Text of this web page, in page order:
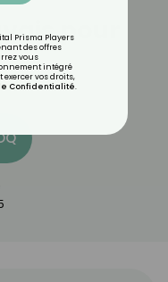
pour
Prisma Players
des offres
vous
intégré
vos droits,
Confidentialité.